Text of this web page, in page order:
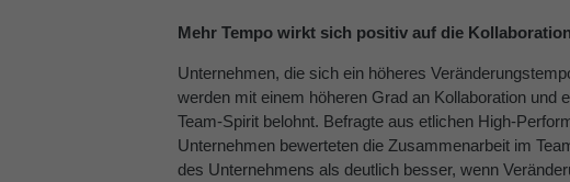
Mehr Tempo wirkt sich positiv auf die
Unternehmen, die sich ein höheres
werden mit einem höheren Grad an Kollaboration und
Team-Spirit belohnt. Befragte aus etlichen High-
Unternehmen bewerteten die Zusammenarbeit im
des Unternehmens als deutlich besser, wenn